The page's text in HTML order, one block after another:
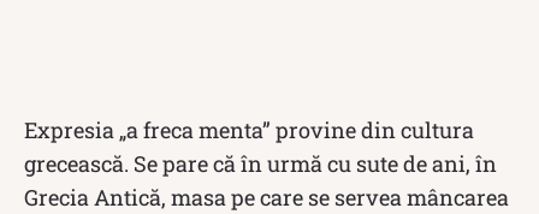
Expresia „a freca menta” provine din cultura
grecească. Se pare că în urmă cu sute de ani, în
Grecia Antică, masa pe care se servea mâncarea